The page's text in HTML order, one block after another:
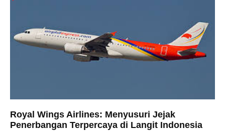
Royal Wings Airlines: Menyusuri Jejak
Penerbangan Terpercaya di Langit Indonesia